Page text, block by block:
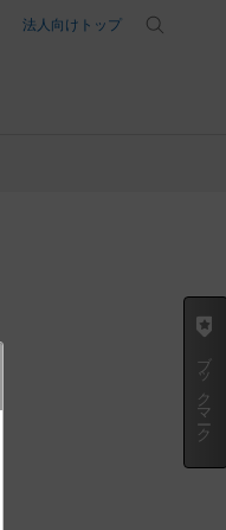
法人向けトップ
ブックマーク